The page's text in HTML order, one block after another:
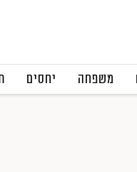
משפחה יחסים